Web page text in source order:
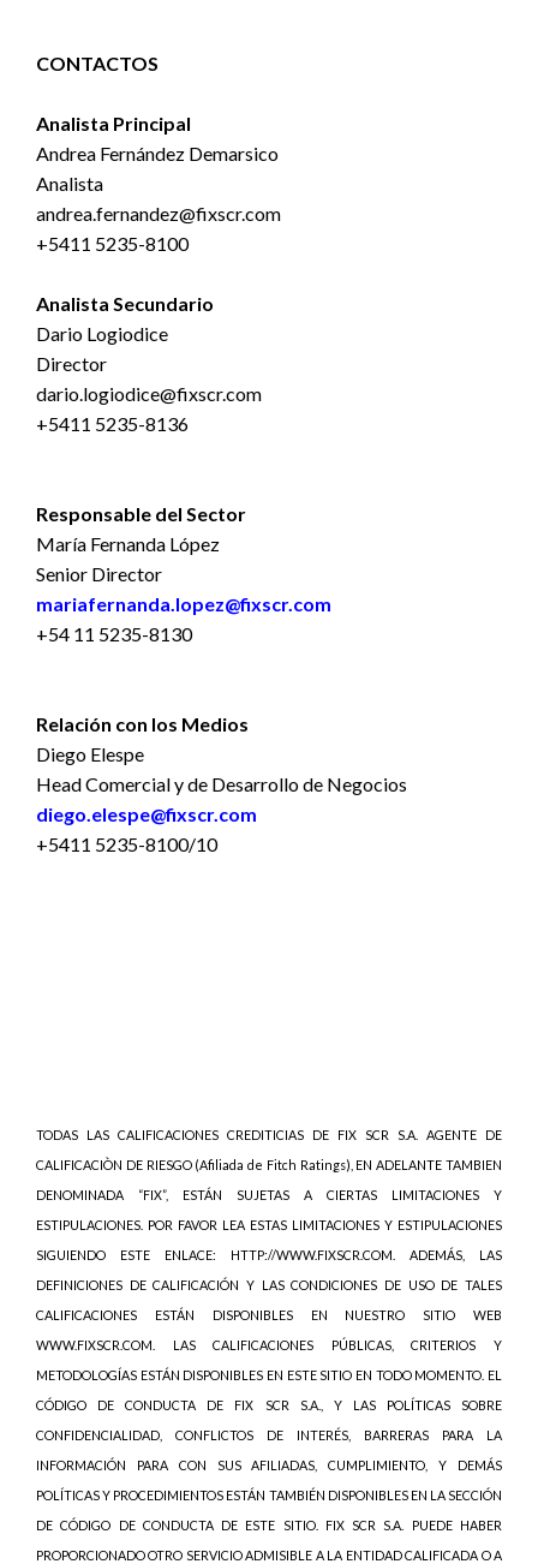
CONTACTOS
Analista Principal
Andrea Fernández Demarsico
Analista
andrea.fernandez@fixscr.com
+5411 5235-8100
Analista Secundario
Dario Logiodice
Director
dario.logiodice@fixscr.com
+5411 5235-8136
Responsable del Sector
María Fernanda López
Senior Director
mariafernanda.lopez@fixscr.com
+54 11 5235-8130
Relación con los Medios
Diego Elespe
Head Comercial y de Desarrollo de Negocios
diego.elespe@fixscr.com
+5411 5235-8100/10
TODAS LAS CALIFICACIONES CREDITICIAS DE FIX SCR S.A. AGENTE DE
CALIFICACIÒN DE RIESGO (Afiliada de Fitch Ratings), EN ADELANTE TAMBIEN
DENOMINADA “FIX”, ESTÁN SUJETAS A CIERTAS LIMITACIONES Y
ESTIPULACIONES. POR FAVOR LEA ESTAS LIMITACIONES Y ESTIPULACIONES
SIGUIENDO ESTE ENLACE: HTTP://WWW.FIXSCR.COM. ADEMÁS, LAS
DEFINICIONES DE CALIFICACIÓN Y LAS CONDICIONES DE USO DE TALES
CALIFICACIONES ESTÁN DISPONIBLES EN NUESTRO SITIO WEB
WWW.FIXSCR.COM. LAS CALIFICACIONES PÚBLICAS, CRITERIOS Y
METODOLOGÍAS ESTÁN DISPONIBLES EN ESTE SITIO EN TODO MOMENTO. EL
CÓDIGO DE CONDUCTA DE FIX SCR S.A., Y LAS POLÍTICAS SOBRE
CONFIDENCIALIDAD, CONFLICTOS DE INTERÉS, BARRERAS PARA LA
INFORMACIÓN PARA CON SUS AFILIADAS, CUMPLIMIENTO, Y DEMÁS
POLÍTICAS Y PROCEDIMIENTOS ESTÁN TAMBIÉN DISPONIBLES EN LA SECCIÓN
DE CÓDIGO DE CONDUCTA DE ESTE SITIO. FIX SCR S.A. PUEDE HABER
PROPORCIONADO OTRO SERVICIO ADMISIBLE A LA ENTIDAD CALIFICADA O A